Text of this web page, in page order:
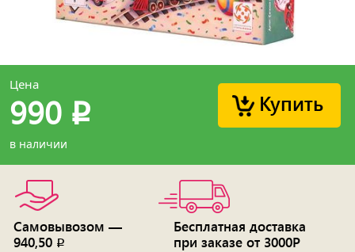
Купить
Цена
990 p
в наличии
Самовывозом —
940,50 p
Бесплатная доставка
при заказе от 3000Р